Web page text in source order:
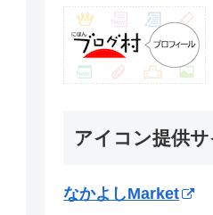
アイコン提供サ
なかよしMarket